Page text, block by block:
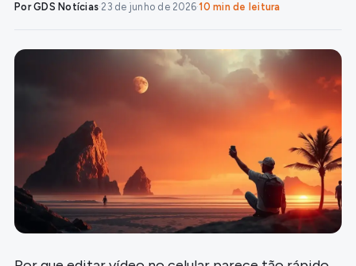
Por GDS Notícias·23 de junho de 2026·10 min de leitura